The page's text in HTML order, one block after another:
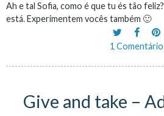
Ah e tal Sofia, como é que tu és tão
está. Experimentem vocês também 🙂
1 Comentário
Give and take –